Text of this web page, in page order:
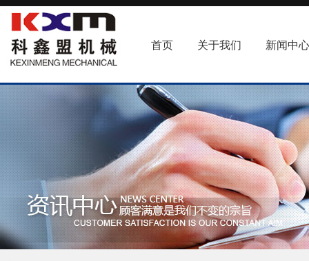
首页 关于我们 新闻中心